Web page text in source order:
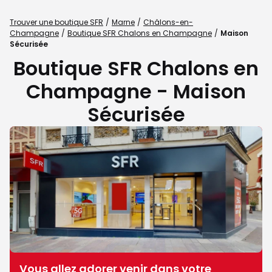
Trouver une boutique SFR Marne
Châlons-en-
Champagne
Boutique SFR Chalons en Champagne
Maison
Sécurisée
Boutique SFR Chalons en
Champagne - Maison
Sécurisée
Vous allez adorer venir dans votre